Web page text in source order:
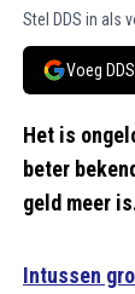
Stel DDS in als
Voeg
Het is
beter
geld meer
Intussen